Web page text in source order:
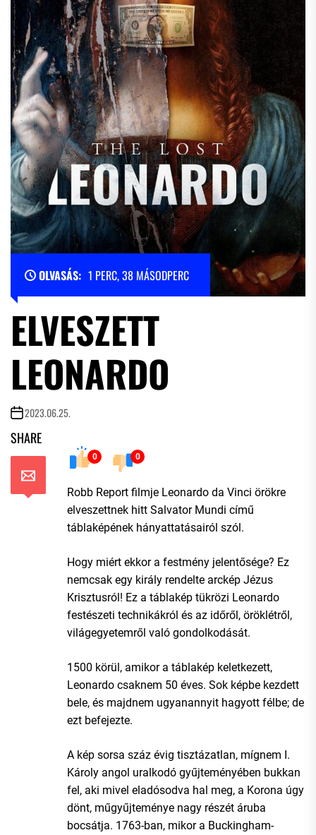
OLVASÁS: 1 PERC, 38 MÁSODPERC
ELVESZETT
LEONARDO
2023.06.25.
SHARE
0 0
Robb Report filmje Leonardo da Vinci örökre
elveszettnek hitt Salvator Mundi című
táblaképének hányattatásairól szól.
Hogy miért ekkor a festmény jelentősége? Ez
nemcsak egy király rendelte arckép Jézus
Krisztusról! Ez a táblakép tükrözi Leonardo
festészeti technikákról és az időről, öröklétről,
világegyetemről való gondolkodását.
1500 körül, amikor a táblakép keletkezett,
Leonardo csaknem 50 éves. Sok képbe kezdett
bele, és majdnem ugyanannyit hagyott félbe; de
ezt befejezte.
A kép sorsa száz évig tisztázatlan, mígnem I.
Károly angol uralkodó gyűjteményében bukkan
fel, aki mivel eladósodva hal meg, a Korona úgy
dönt, műgyűjteménye nagy részét áruba
bocsátja. 1763-ban, mikor a Buckingham-